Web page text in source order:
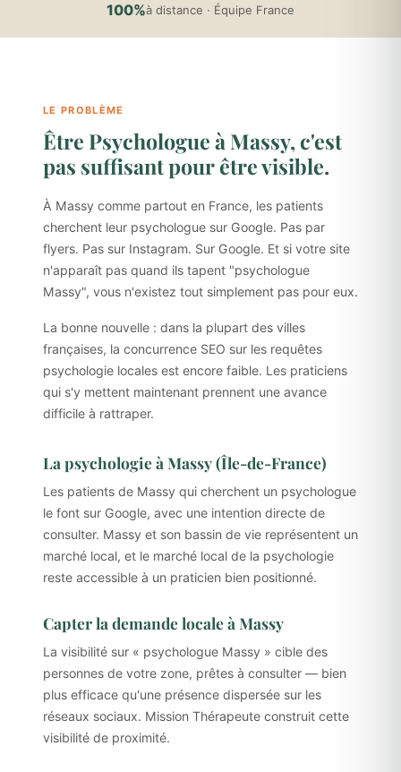
100%à distance · Équipe France
LE PROBLÈME
Être Psychologue à Massy, c'est
pas suffisant pour être visible.
À Massy comme partout en France, les patients
cherchent leur psychologue sur Google. Pas par
flyers. Pas sur Instagram. Sur Google. Et si votre site
n'apparaît pas quand ils tapent "psychologue
Massy", vous n'existez tout simplement pas pour eux.
La bonne nouvelle : dans la plupart des villes
françaises, la concurrence SEO sur les requêtes
psychologie locales est encore faible. Les praticiens
qui s'y mettent maintenant prennent une avance
difficile à rattraper.
La psychologie à Massy (Île-de-France)
Les patients de Massy qui cherchent un psychologue
le font sur Google, avec une intention directe de
consulter. Massy et son bassin de vie représentent un
marché local, et le marché local de la psychologie
reste accessible à un praticien bien positionné.
Capter la demande locale à Massy
La visibilité sur « psychologue Massy » cible des
personnes de votre zone, prêtes à consulter — bien
plus efficace qu'une présence dispersée sur les
réseaux sociaux. Mission Thérapeute construit cette
visibilité de proximité.